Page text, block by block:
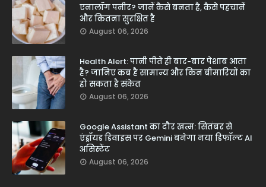
एनालॉग पनीर? जानें कैसे बनता है, कैसे पहचानें
और कितना सुरक्षित है
August 06, 2026
Health Alert: पानी पीते ही बार-बार पेशाब आता
है? जानिए कब है सामान्य और किन बीमारियों का
हो सकता है संकेत
August 06, 2026
Google Assistant का दौर खत्म: सितंबर से
एंड्रॉयड डिवाइस पर Gemini बनेगा नया डिफॉल्ट AI
असिस्टेंट
August 06, 2026